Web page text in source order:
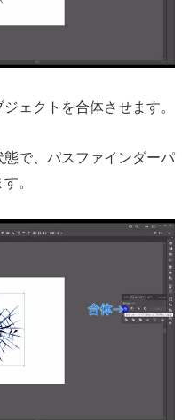
ェクトを合体させます。
で、パスファインダーパ
。